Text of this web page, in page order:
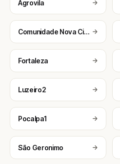
Agrovila
Comunidade Nova Cintra
Fortaleza
Luzeiro2
Pocalpa1
São Geronimo